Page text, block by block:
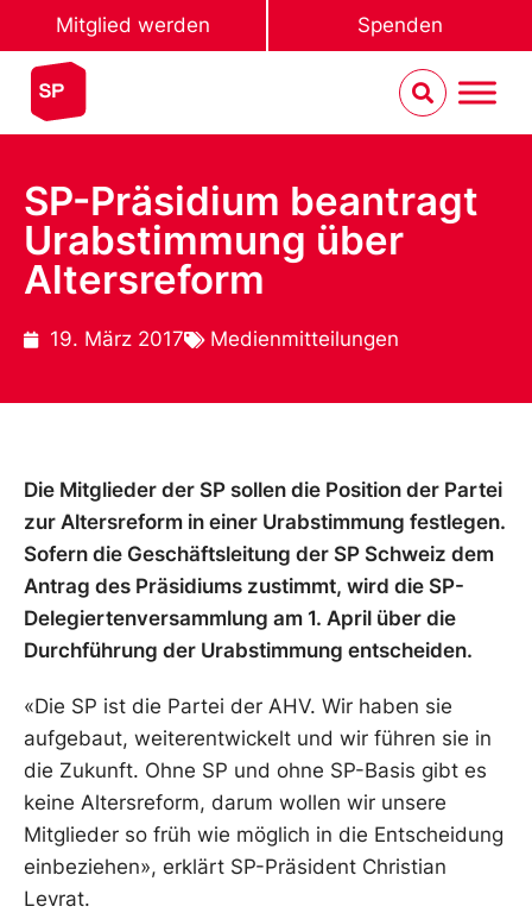
Mitglied werden Spenden
SP-Präsidium beantragt
Urabstimmung über
Altersreform
19. März 2017 Medienmitteilungen
Die Mitglieder der SP sollen die Position der Partei
zur Altersreform in einer Urabstimmung festlegen.
Sofern die Geschäftsleitung der SP Schweiz dem
Antrag des Präsidiums zustimmt, wird die SP-
Delegiertenversammlung am 1. April über die
Durchführung der Urabstimmung entscheiden.
«Die SP ist die Partei der AHV. Wir haben sie
aufgebaut, weiterentwickelt und wir führen sie in
die Zukunft. Ohne SP und ohne SP-Basis gibt es
keine Altersreform, darum wollen wir unsere
Mitglieder so früh wie möglich in die Entscheidung
einbeziehen», erklärt SP-Präsident Christian
Levrat.